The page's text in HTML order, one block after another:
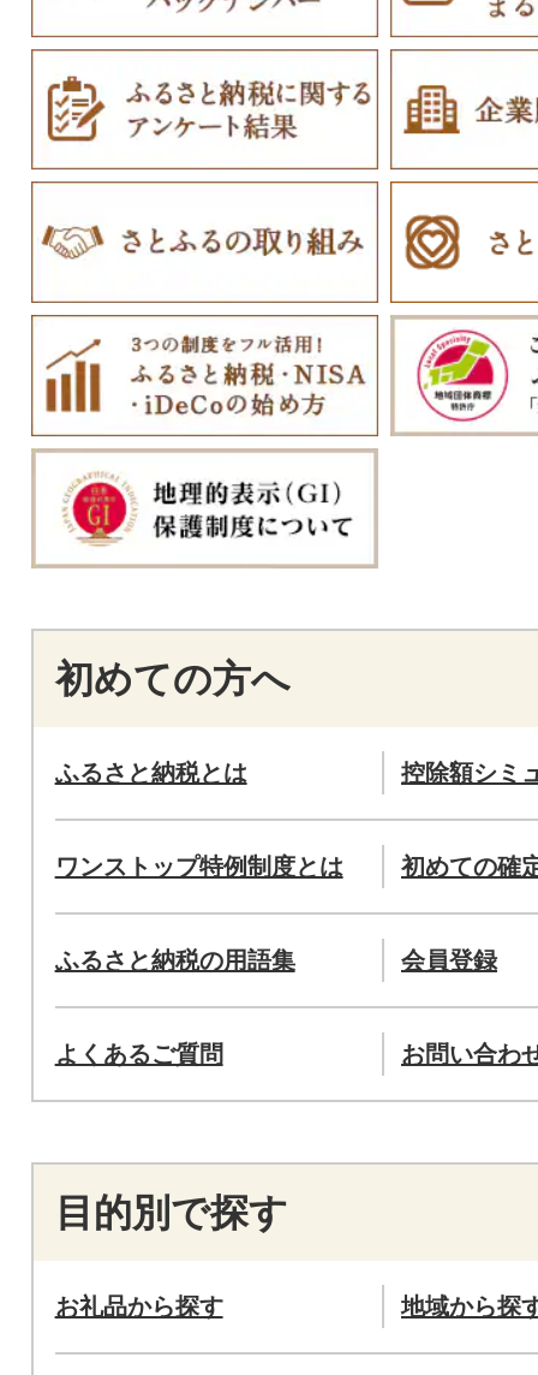
初めての方へ
ふるさと納税とは 控除額シミ
ワンストップ特例制度とは 初めての確
ふるさと納税の用語集 会員登録
よくあるご質問 お問い合わ
目的別で探す
お礼品から探す 地域から探